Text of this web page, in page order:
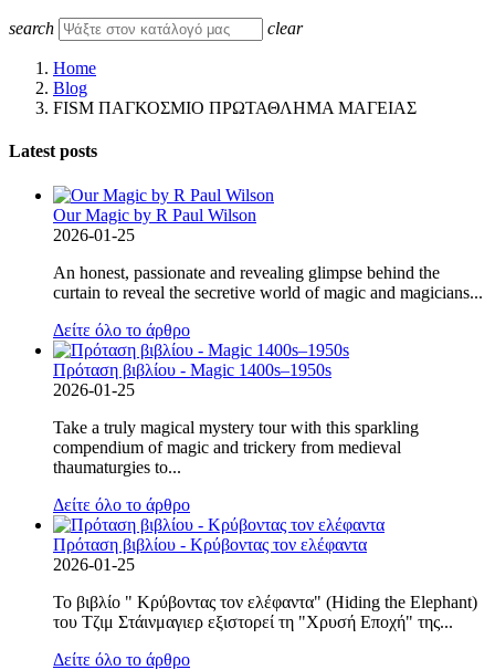
search clear
Home
Blog
FISM ΠΑΓΚΟΣΜΙΟ ΠΡΩΤΑΘΛΗΜΑ ΜΑΓΕΙΑΣ
Latest posts
Our Magic by R Paul Wilson
2026-01-25
An honest, passionate and revealing glimpse behind the
curtain to reveal the secretive world of magic and magicians...
Δείτε όλο το άρθρο
Πρόταση βιβλίου - Magic 1400s–1950s
2026-01-25
Take a truly magical mystery tour with this sparkling
compendium of magic and trickery from medieval
thaumaturgies to...
Δείτε όλο το άρθρο
Πρόταση βιβλίου - Κρύβοντας τον ελέφαντα
2026-01-25
Το βιβλίο " Κρύβοντας τον ελέφαντα" (Hiding the Elephant)
του Τζιμ Στάινμαγιερ εξιστορεί τη "Χρυσή Εποχή" της...
Δείτε όλο το άρθρο